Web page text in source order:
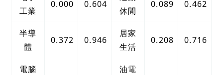
工業
0.000 0.604
休閒
0.089 0.462
半導
體
0.372 0.946
居家
生活
0.208 0.716
電腦
油電